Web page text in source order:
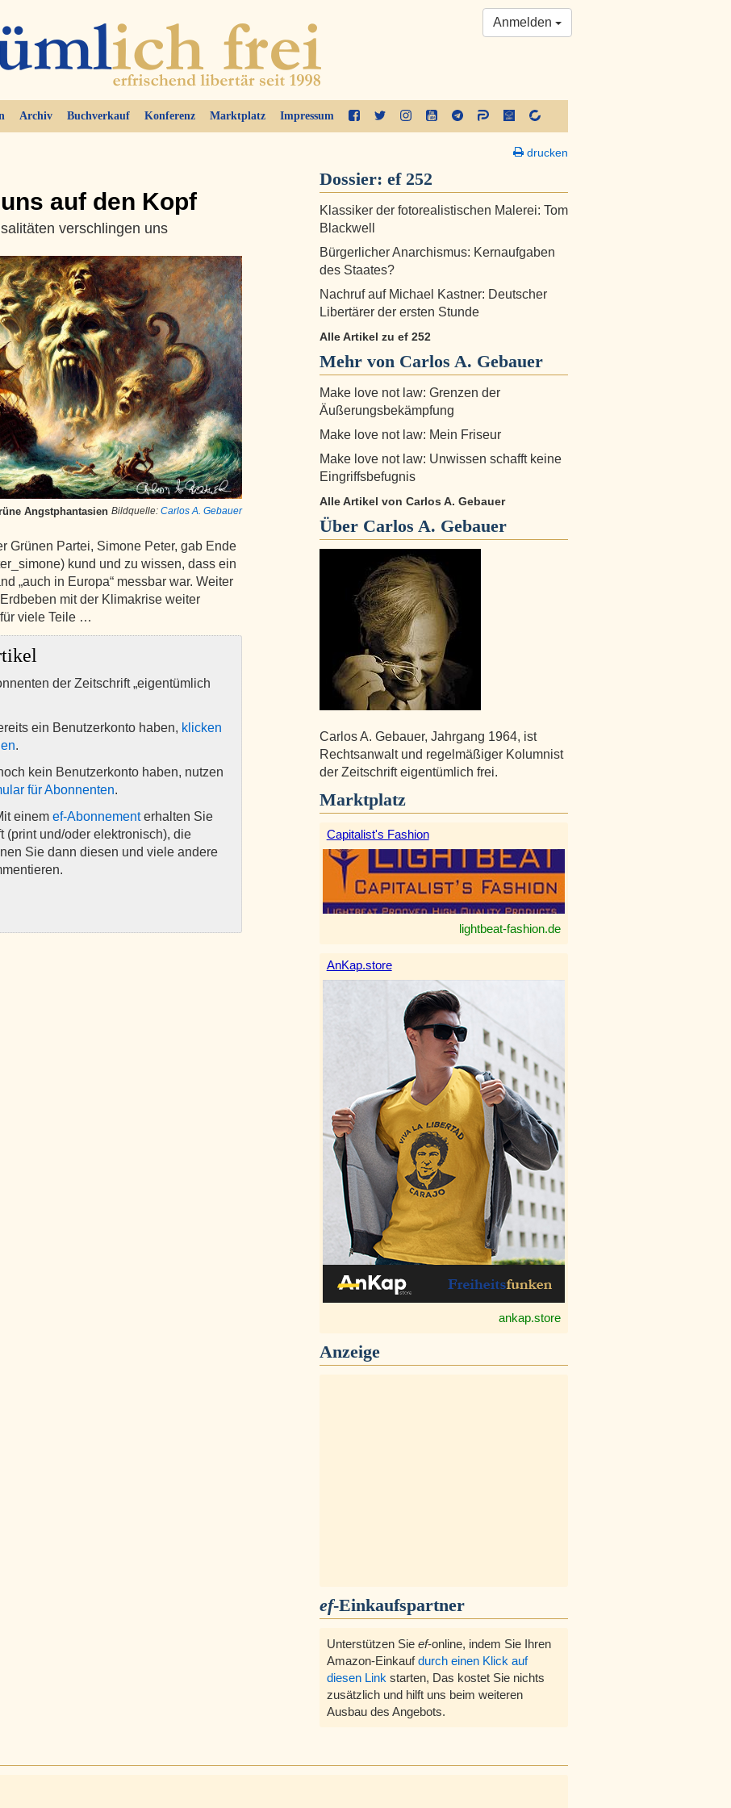
Archiv Buchverkauf Konferenz Marktplatz Impressum
Anmelden
auf den Kopf
verschlingen uns
Bildquelle: Carlos A. Gebauer
Angstphantasien
Grünen Partei, Simone Peter, gab Ende
kund und zu wissen, dass ein
„auch in Europa“ messbar war. Weiter
mit der Klimakrise weiter
viele Teile …
der Zeitschrift „eigentümlich
ein Benutzerkonto haben, klicken
.
kein Benutzerkonto haben, nutzen
für Abonnenten.
einem ef-Abonnementerhalten Sie
(print und/oder elektronisch), die
Sie dann diesen und viele andere
drucken
Dossier: ef 252
Klassiker der fotorealistischen Malerei: Tom
Blackwell
Bürgerlicher Anarchismus: Kernaufgaben
des Staates?
Nachruf auf Michael Kastner: Deutscher
Libertärer der ersten Stunde
Alle Artikel zu ef 252
Mehr von Carlos A. Gebauer
Make love not law: Grenzen der
Äußerungsbekämpfung
Make love not law: Mein Friseur
Make love not law: Unwissen schafft keine
Eingriffsbefugnis
Alle Artikel von Carlos A. Gebauer
Über Carlos A. Gebauer
Carlos A. Gebauer, Jahrgang 1964, ist
Rechtsanwalt und regelmäßiger Kolumnist
der Zeitschrift eigentümlich frei.
Marktplatz
Capitalist's Fashion
lightbeat-fashion.de
AnKap.store
ankap.store
Anzeige
ef-Einkaufspartner
Unterstützen Sie ef-online, indem Sie Ihren
Amazon-Einkaufdurch einen Klick auf
diesen Link starten, Das kostet Sie nichts
zusätzlich und hilft uns beim weiteren
Ausbau des Angebots.